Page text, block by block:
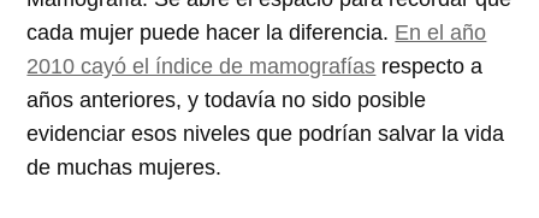
cada mujer puede hacer la diferencia. En el año
2010 cayó el índice de mamografías respecto a
años anteriores, y todavía no sido posible
evidenciar esos niveles que podrían salvar la vida
de muchas mujeres.